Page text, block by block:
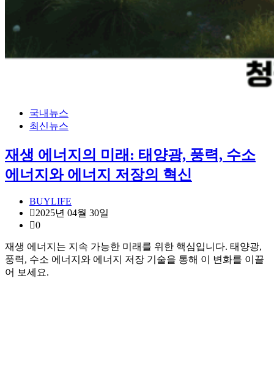
국내뉴스
최신뉴스
재생 에너지의 미래: 태양광, 풍력, 수소
에너지와 에너지 저장의 혁신
BUYLIFE
2025년 04월 30일
0
재생 에너지는 지속 가능한 미래를 위한 핵심입니다. 태양광,
풍력, 수소 에너지와 에너지 저장 기술을 통해 이 변화를 이끌
어 보세요.